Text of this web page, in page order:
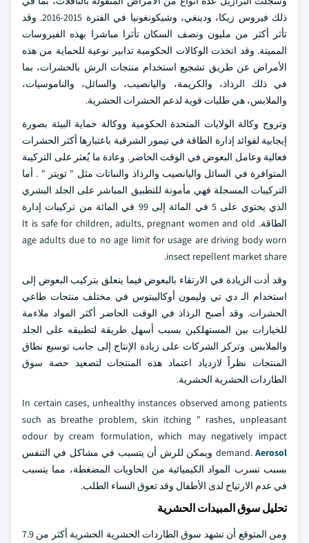
ذلك فيروس زيكا، ودينغي، وشيكونغونيا في الفترة 2015-2016. وقد
تأثر أكثر من مليون ونصف السكان تأثرا مباشرا بهذه الفيروسات
المميتة. وقد اتخذت الوكالات الحكومية تدابير نوعية للحماية من هذه
الأمراض عن طريق تشجيع استخدام منتجات الرش بالحشرات، بما
في ذلك الرذاذ، والكريمة، واليانصيب، والسائل، والناموسيات،
والملابس، هي طلبات قوية لدعم الحشرات الحشرية.
وتروج وكالة الولايات المتحدة الحكومية ووكالة حماية البيئة بصورة
إيجابية لفوائد إدارة الطاقة في تيمور الشرقية باعتبارها أكثر الحشرات
فعالية وعامل البعوض في الوقت الحاضر. وعادة ما يُعثر على التركيبة
المتوافرة في السائل واليانصيب والرذاذ والنباتات مثل " تويتر " . أما
التركيبات المسجلة فهي مأمونة للتطبيق المباشر على الجلد البشري
الذي يحتوي على 5 في المائة إلى 99 في المائة من تركيبات إدارة
الطاقة. It is safe for children, adults, pregnant women and old
age adults due to no age limit for usage are driving body worn
insect repellent market share.
وقد أدت الزيادة في الارتقاء بالبعوض فيما يتعلق بتركيب البعوض إلى
استخدام الـ دي تي وليمون أوكاليبتوس في مختلف منتجات طاعي
الحشرات. وقد أصبح الرذاذ في الوقت الحاضر أكثر المواد ملاءمة
للخيارات بين المستهلكين بسبب أسهل طريقة لتطبيقه على الجلد
والملابس. وتركز الشركات على زيادة الإنتاج إلى جانب توسيع نطاق
المنتجات نظراً لازدياد اعتماد هذه المنتجات لتصعيد حصة سوق
الطاردات الحشرية الحشرية.
In certain cases, unhealthy instances observed among patients
such as breathe problem, skin itching " rashes, unpleasant
odour by cream formulation, which may negatively impact
demand.Aerosol
ويمكن للرش أن يتسبب في مشاكل في التنفس
بسبب تسرب المواد الكيميائية من الحاويات المضغطة، مما يتسبب
في عدم الارتياح لدى الأطفال وقد تعوق النساء الطلب.
تحليل سوق المبيدات الحشرية
ومن المتوقع أن تشهد سوق الطاردات الحشرية الحشرية أكثر من 7.9